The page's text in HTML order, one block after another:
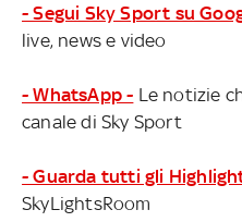
- Segui Sky Sport su
live, news e video
- WhatsApp - Le notizie
canale di Sky Sport
- Guarda tutti gli
SkyLightsRoom